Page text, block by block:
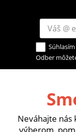
Súhlasím
Odber
Neváhajte nás
výberom,